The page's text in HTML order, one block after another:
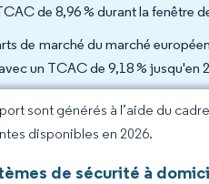
de 8,96 % durant la fenêtre
de marché du marché
un TCAC de 9,18 % jusqu'en
sont générés à l’aide du
disponibles en 2026.
de sécurité à